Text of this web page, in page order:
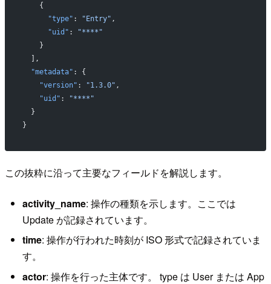
    {
      "type"
: "Entry" ,
      "uid"
:
"****"
    }
  ],
  "metadata"
: {
    "version"
: "1.3.0" ,
    "uid"
:
"****"
  }
}
この抜粋に沿って主要なフィールドを解説します。
activity_name: 操作の種類を示します。ここでは
Update が記録されています。
time: 操作が行われた時刻が ISO 形式で記録されていま
す。
actor: 操作を行った主体です。 type は User または App